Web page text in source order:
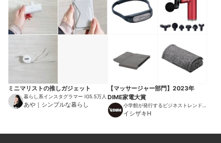
ミニマリストの推しガジェット
暮らし系インスタグラマー IG5.5万人
あや｜シンプルな暮らし
【マッサージャー部門】2023年
DIME家電大賞
小学館が発行するビジネストレンドマ
ガジン
イシザキH